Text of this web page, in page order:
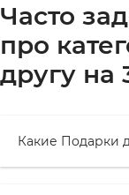
Часто
про
другу на
Какие Подарки